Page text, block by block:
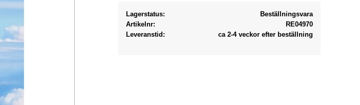
Lagerstatus
Beställningsvara
Artikelnr
RE04970
Leveranstid
ca 2-4 veckor efter beställning